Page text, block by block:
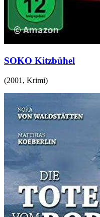
SOKO Kitzbühel
(2001 , Krimi)